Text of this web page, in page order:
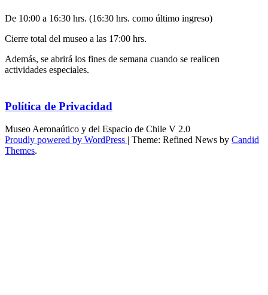
De 10:00 a 16:30 hrs. (16:30 hrs. como último ingreso)
Cierre total del museo a las 17:00 hrs.
Además, se abrirá los fines de semana cuando se realicen
actividades especiales.
Política de Privacidad
Museo Aeronaútico y del Espacio de Chile V 2.0
Proudly powered by WordPress | Theme: Refined News by Candid
Themes.